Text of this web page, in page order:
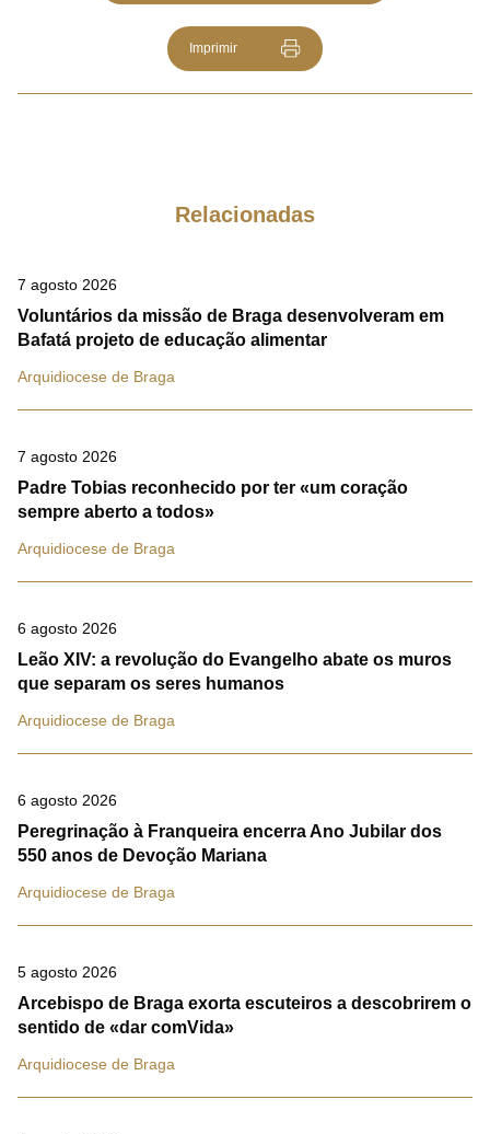
Imprimir
Relacionadas
7 agosto 2026
Voluntários da missão de Braga desenvolveram em
Bafatá projeto de educação alimentar
Arquidiocese de Braga
7 agosto 2026
Padre Tobias reconhecido por ter «um coração
sempre aberto a todos»
Arquidiocese de Braga
6 agosto 2026
Leão XIV: a revolução do Evangelho abate os muros
que separam os seres humanos
Arquidiocese de Braga
6 agosto 2026
Peregrinação à Franqueira encerra Ano Jubilar dos
550 anos de Devoção Mariana
Arquidiocese de Braga
5 agosto 2026
Arcebispo de Braga exorta escuteiros a descobrirem o
sentido de «dar comVida»
Arquidiocese de Braga